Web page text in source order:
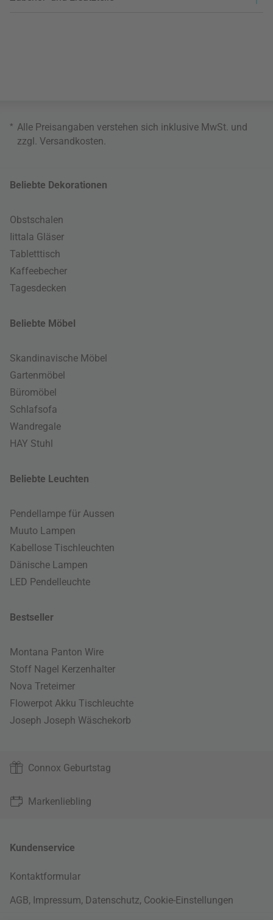
* Alle Preisangaben verstehen sich inklusive MwSt. und
zzgl. Versandkosten
Beliebte Dekorationen
Obstschalen
Iittala Gläser
Tabletttisch
Kaffeebecher
Tagesdecken
Beliebte Möbel
Skandinavische Möbel
Gartenmöbel
Büromöbel
Schlafsofa
Wandregale
HAY Stuhl
Beliebte Leuchten
Pendellampe für Aussen
Muuto Lampen
Kabellose Tischleuchten
Dänische Lampen
LED Pendelleuchte
Bestseller
Montana Panton Wire
Stoff Nagel Kerzenhalter
Nova Treteimer
Flowerpot Akku Tischleuchte
Joseph Joseph Wäschekorb
Connox Geburtstag
Markenliebling
Kundenservice
Kontaktformular
AGB, Impressum, Datenschutz, Cookie-Einstellungen